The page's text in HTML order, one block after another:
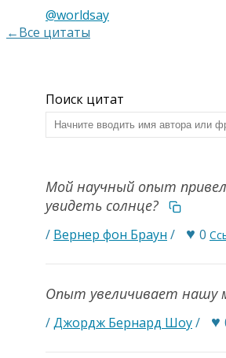
@worldsay
←Все цитаты
Поиск цитат
Мой научный опыт
увидеть солнце?
/ Вернер фон Браун / ♥ 0
Опыт увеличивает нашу
/Джордж Бернард Шоу/ ♥